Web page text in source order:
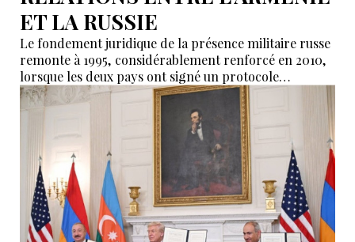
ET LA RUSSIE
Le fondement juridique de la présence militaire russe
remonte à 1995, considérablement renforcé en 2010,
lorsque les deux pays ont signé un protocole
additionnel prolongeant sa validité jusqu’en 2044.